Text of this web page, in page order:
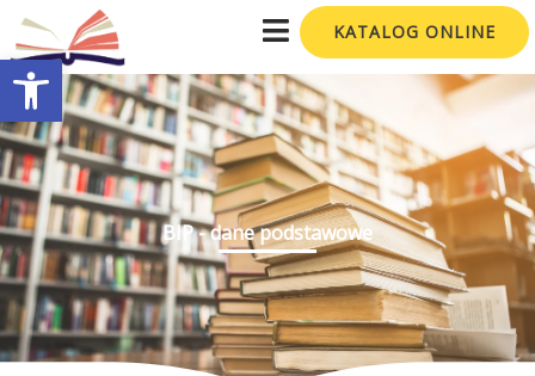
Otwórz pasek narzędzi
Przejdź
do
treści
KATALOG ONLINE
BIP - dane podstawowe